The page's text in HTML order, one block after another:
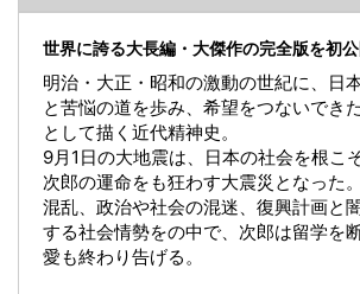
世界に誇る大長編・大傑作の完全版を初公
明治・大正・昭和の激動の世紀に、日
と苦悩の道を歩み、希望をつないでき
として描く近代精神史。
9月1日の大地震は、日本の社会を根こ
次郎の運命をも狂わす大震災となった
混乱、政治や社会の混迷、復興計画と
する社会情勢をの中で、次郎は留学を
愛も終わり告げる。